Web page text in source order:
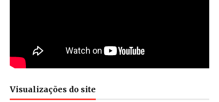
Visualizações do site